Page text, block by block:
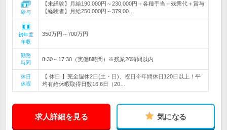
給与
【未経験】月給190,000円～230,000円＋各種手当＋残業代＋賞与
【経験者】月給250,000円～379,00…
初年度
年収
350万円～700万円
勤務
時間
8:30～17:30（実働8時間）※残業20時間以内
休日
休暇
【 休日 】完全週休2日(土・日)、祝日※年間休日120日以上！平
均有給休暇取得日数16.6日（20…
求人詳細を見る 気になる